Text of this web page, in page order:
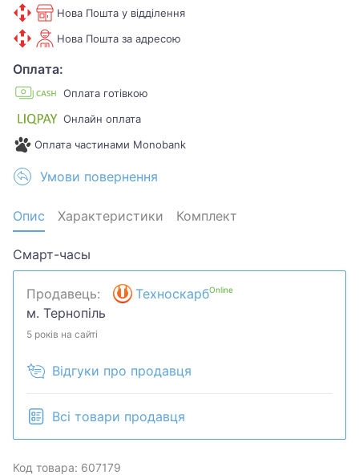
Нова Пошта у відділення
Нова Пошта за адресою
Оплата:
Оплата готівкою
Онлайн оплата
Оплата частинами Monobank
Умови повернення
Опис Характеристики Комплект
Смарт-часы
Продавець: ТехноскарбOnline
м. Тернопіль
5 років на сайті
Відгуки про продавця
Всі товари продавця
Код товара: 607179